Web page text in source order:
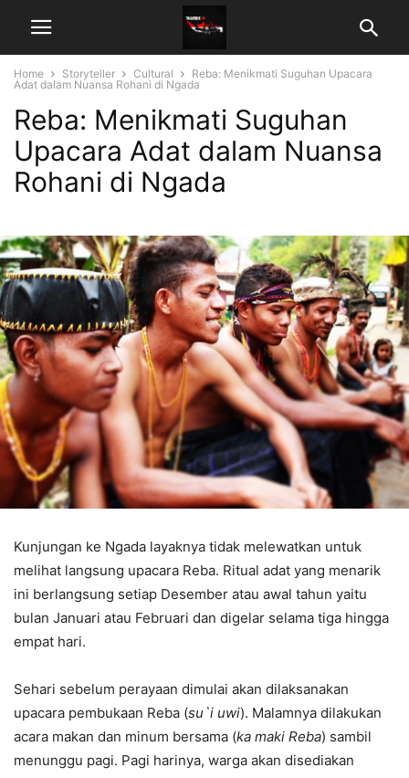
Home Storyteller Cultural
Reba: Menikmati Suguhan Upacara
Adat dalam Nuansa Rohani di Ngada
Reba: Menikmati Suguhan
Upacara Adat dalam Nuansa
Rohani di Ngada
Kunjungan ke Ngada layaknya tidak melewatkan untuk
melihat langsung upacara Reba. Ritual adat yang menarik
ini berlangsung setiap Desember atau awal tahun yaitu
bulan Januari atau Februari dan digelar selama tiga hingga
empat hari.
Sehari sebelum perayaan dimulai akan dilaksanakan
upacara pembukaan Reba (su`i uwi). Malamnya dilakukan
acara makan dan minum bersama (ka maki Reba) sambil
menunggu pagi. Pagi harinya, warga akan disediakan